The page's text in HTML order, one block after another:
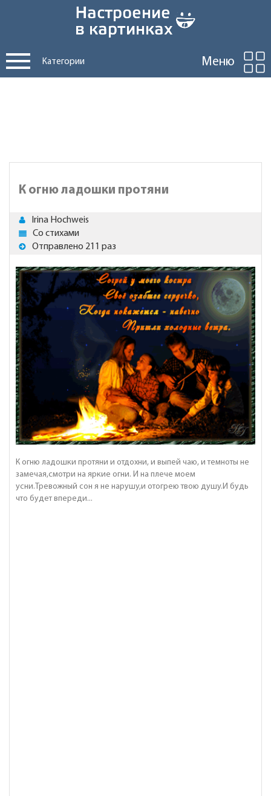
Категории Меню
К огню ладошки протяни
Irina Hochweis
Со стихами
Отправлено 211 раз
К огню ладошки протяни и отдохни, и выпей чаю, и темноты не
замечая,смотри на яркие огни. И на плече моем
усни.Тревожный сон я не нарушу,и отогрею твою душу.И будь
что будет впереди...